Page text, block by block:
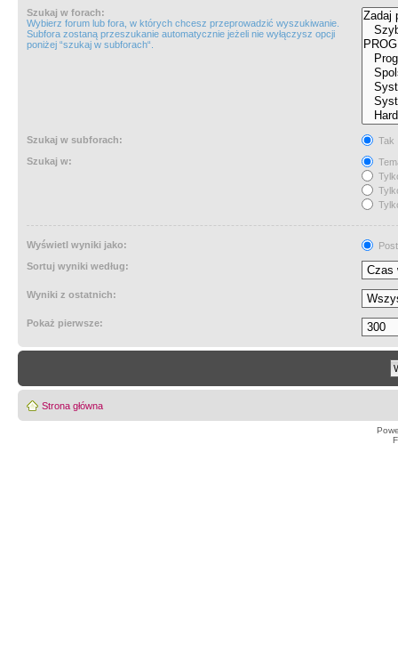
Szukaj w forach:
Wybierz forum lub fora, w których chcesz przeprowadzić wyszukiwanie.
Subfora zostaną przeszukanie automatycznie jeżeli nie wyłączysz opcji
poniżej “szukaj w subforach“.
Szukaj w subforach:
Tak
Szukaj w:
Wyświetl wyniki jako:
Sortuj wyniki według:
Wyniki z ostatnich:
Pokaż pierwsze:
Strona główna